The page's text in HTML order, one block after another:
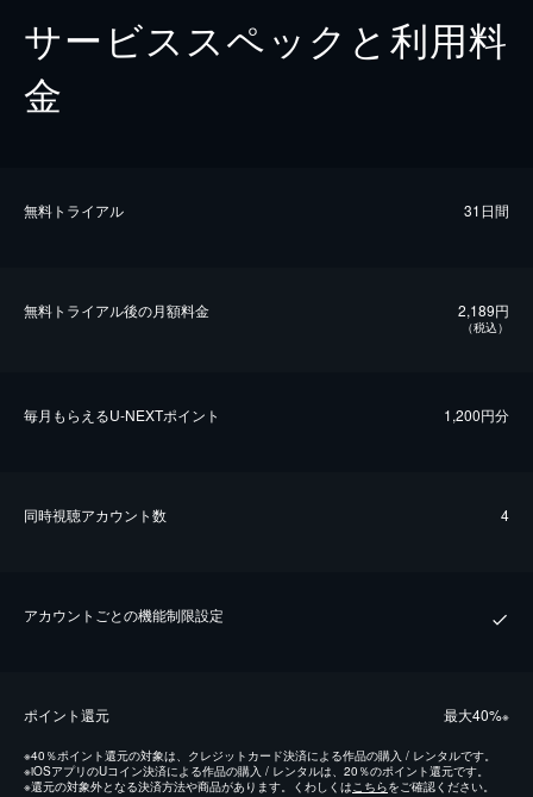
サービススペックと利用料
金
無料トライアル 31日間
無料トライアル後の⽉額料金 2,189円
（税込）
毎⽉もらえるU-NEXTポイント 1,200円分
同時視聴アカウント数 4
アカウントごとの機能制限設定
ポイント還元 最⼤40%※
※40％ポイント還元の対象は、クレジットカード決済による作品の購入 / レンタルです。
※iOSアプリのUコイン決済による作品の購入 / レンタルは、20％のポイント還元です。
※還元の対象外となる決済方法や商品があります。くわしくはこちらをご確認ください。